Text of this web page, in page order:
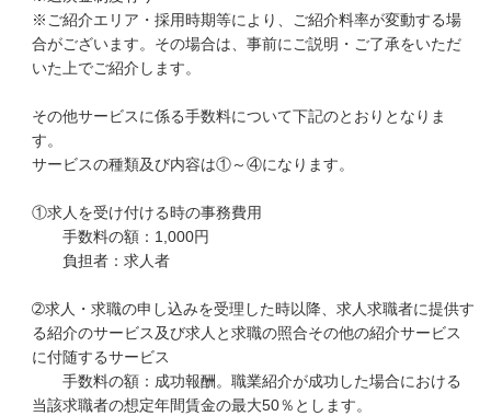
※ご紹介エリア・採用時期等により、ご紹介料率が変動する場
合がございます。その場合は、事前にご説明・ご了承をいただ
いた上でご紹介します。
その他サービスに係る手数料について下記のとおりとなりま
す。
サービスの種類及び内容は①～④になります。
①求人を受け付ける時の事務費用
手数料の額：1,000円
負担者：求人者
➁求人・求職の申し込みを受理した時以降、求人求職者に提供す
る紹介のサービス及び求人と求職の照合その他の紹介サービス
に付随するサービス
手数料の額：成功報酬。職業紹介が成功した場合における
当該求職者の想定年間賃金の最大50％とします。